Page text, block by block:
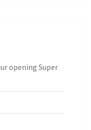
opening Super